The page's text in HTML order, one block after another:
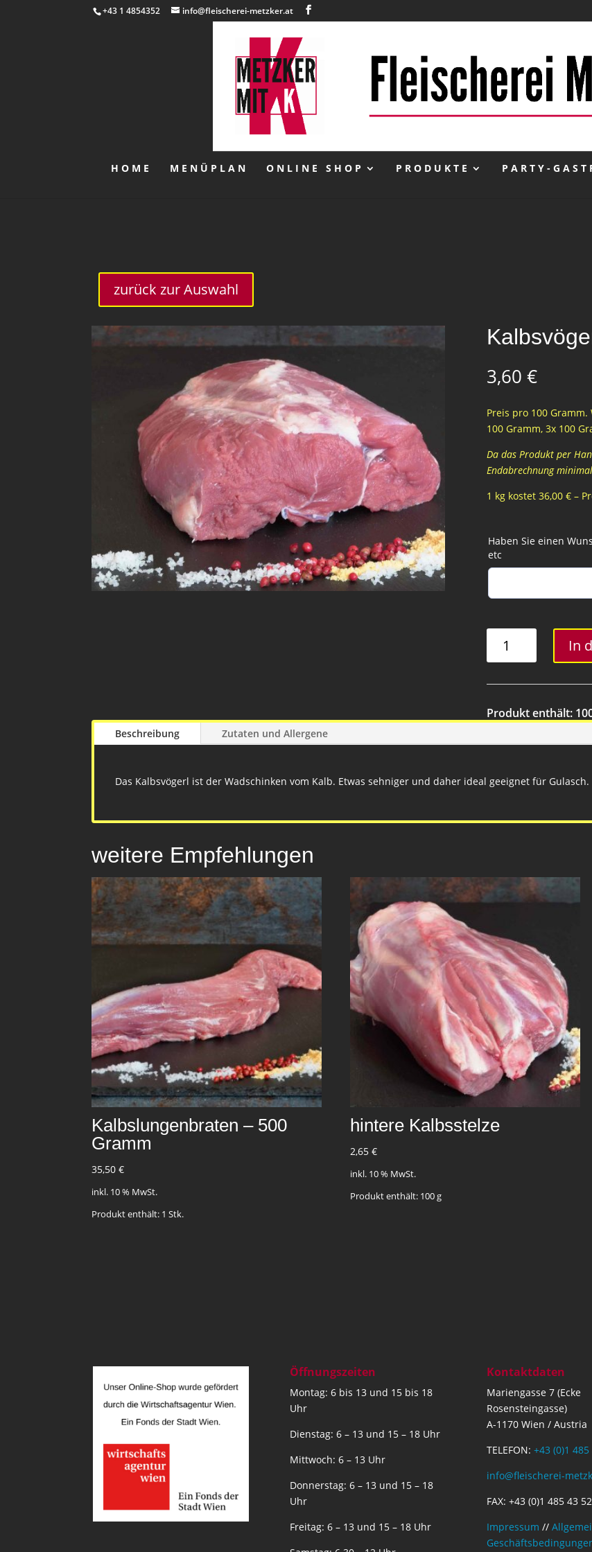
+43 1 4854352 info@fleischerei-metzker.at
HOME MENÜPLAN ONLINE SHOP PRODUKTE PARTY-
zurück zur Auswahl
3,60 €
Preis pro 100
100 Gramm, 3x 100
Da das Produkt per
Endabrechnung
1 kg kostet 36,00 € –
Haben Sie einen
etc
Menge
In
Produkt enthält:
Beschreibung Zutaten und Allergene
Das Kalbsvögerl ist der Wadschinken vom Kalb. Etwas sehniger und daher ideal geeignet für Gulasch.
weitere Empfehlungen
Kalbslungenbraten – 500
Gramm
35,50 €
inkl. 10 % MwSt.
Produkt enthält: 1 Stk.
hintere Kalbsstelze
2,65€
inkl. 10 % MwSt.
Produkt enthält: 100g
Öffnungszeiten
Montag: 6 bis 13 und 15 bis 18
Uhr
Dienstag: 6 – 13 und 15 – 18 Uhr
Mittwoch: 6 – 13 Uhr
Donnerstag: 6 – 13 und 15 – 18
Uhr
Freitag: 6 – 13 und 15 – 18 Uhr
Kontaktdaten
Mariengasse 7 (Ecke
Rosensteingasse)
A-1170 Wien / Austria
TELEFON: +43 (0)1 485
info@fleischerei-
FAX: +43 (0)1 485 43
Impressum //